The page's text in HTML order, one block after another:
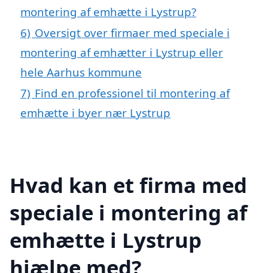
montering af emhætte i Lystrup?
6) Oversigt over firmaer med speciale i
montering af emhætter i Lystrup eller
hele Aarhus kommune
7) Find en professionel til montering af
emhætte i byer nær Lystrup
Hvad kan et firma med
speciale i montering af
emhætte i Lystrup